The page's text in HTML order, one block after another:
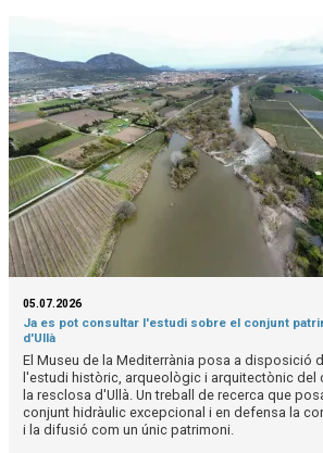
05.07.2026
Ja es pot consultar l'estudi sobre el conjunt
d'Ullà
El Museu de la Mediterrània posa a disposició
l'estudi històric, arqueològic i arquitectònic del
la resclosa d'Ullà. Un treball de recerca que
conjunt hidràulic excepcional i en defensa la
i la difusió com un únic patrimoni.